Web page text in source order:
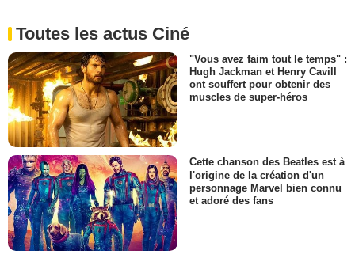
Toutes les actus Ciné
"Vous avez faim tout le temps" :
Hugh Jackman et Henry Cavill
ont souffert pour obtenir des
muscles de super-héros
Cette chanson des Beatles est à
l'origine de la création d'un
personnage Marvel bien connu
et adoré des fans